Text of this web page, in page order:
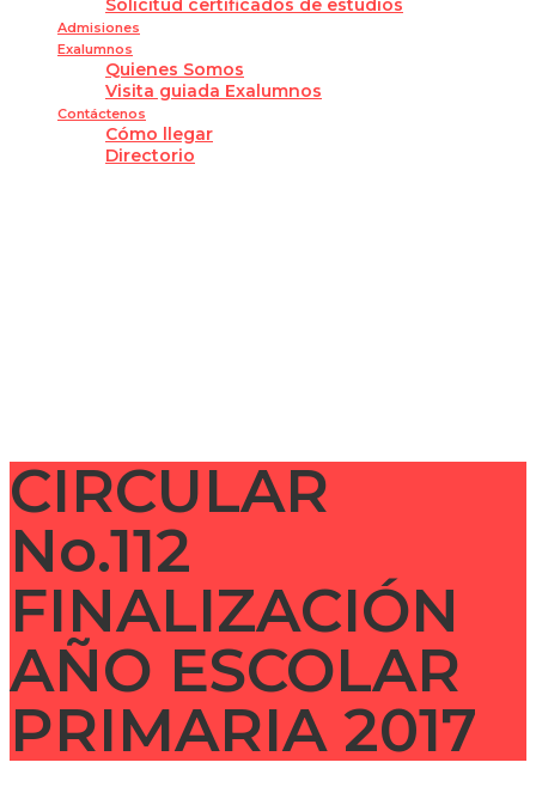
Solicitud certificados de estudios
Admisiones
Exalumnos
Quienes Somos
Visita guiada Exalumnos
Contáctenos
Cómo llegar
Directorio
CIRCULAR
No.112
FINALIZACIÓN
AÑO ESCOLAR
PRIMARIA 2017